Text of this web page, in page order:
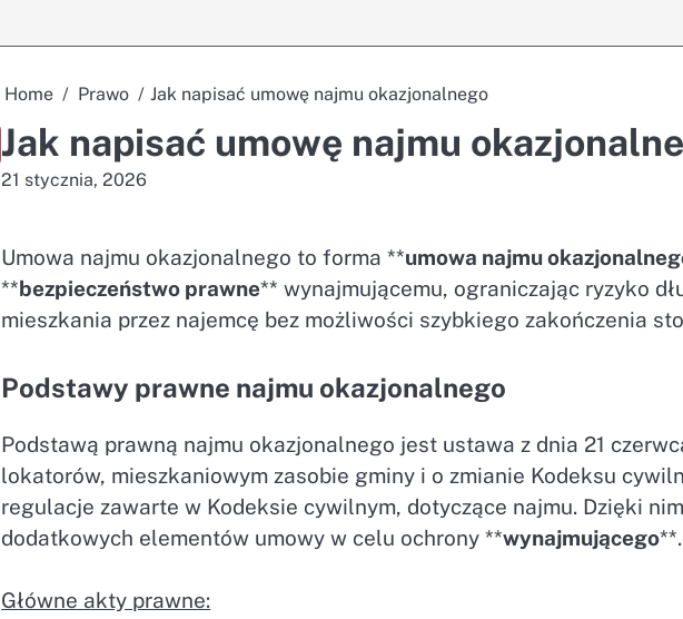
Home Prawo Jak napisać umowę najmu okazjonalnego
Jak napisać umowę najmu
21 stycznia, 2026
Umowa najmu okazjonalnego to forma **umowa najmu
**bezpieczeństwo prawne** wynajmującemu, ograniczając ryzyko
mieszkania przez najemcę bez możliwości szybkiego zakończenia
Podstawy prawne najmu okazjonalnego
Podstawą prawną najmu okazjonalnego jest ustawa z dnia 21
lokatorów, mieszkaniowym zasobie gminy i o zmianie Kodeksu
regulacje zawarte w Kodeksie cywilnym, dotyczące najmu. Dzięki
dodatkowych elementów umowy w celu ochrony **wynajmującego**.
Główne akty prawne: